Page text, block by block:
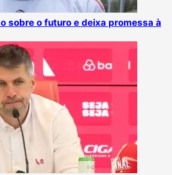
sobre o futuro e deixa promessa à